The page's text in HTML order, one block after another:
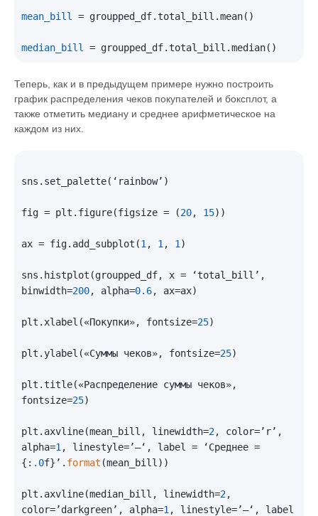
mean_bill = groupped_df.total_bill.mean()
median_bill
Теперь, как и в предыдущем примере нужно построить
график распределения чеков покупателей и боксплот, а
также отметить медиану и среднее арифметическое на
каждом из них.
sns.set_palette(‘rainbow’)
fig = plt.figure(figsize = (20, 15))
ax = fig.add_subplot(1 , 1 , 1 )
sns.histplot(groupped_df, x = ‘total_bill’,
binwidth=200, alpha=0.6, ax=ax)
plt.xlabel(«Покупки», fontsize=25)
plt.ylabel(«Суммы чеков», fontsize=25)
plt.title(«Распределение суммы чеков»,
fontsize=25)
plt.axvline(mean_bill, linewidth=2, color=’r’,
alpha=1 , linestyle=’—‘, label = ‘Среднее =
{: .0f}’. format (mean_bill))
plt.axvline(median_bill, linewidth=2,
color=’darkgreen’, alpha=1 , linestyle=’—‘, label